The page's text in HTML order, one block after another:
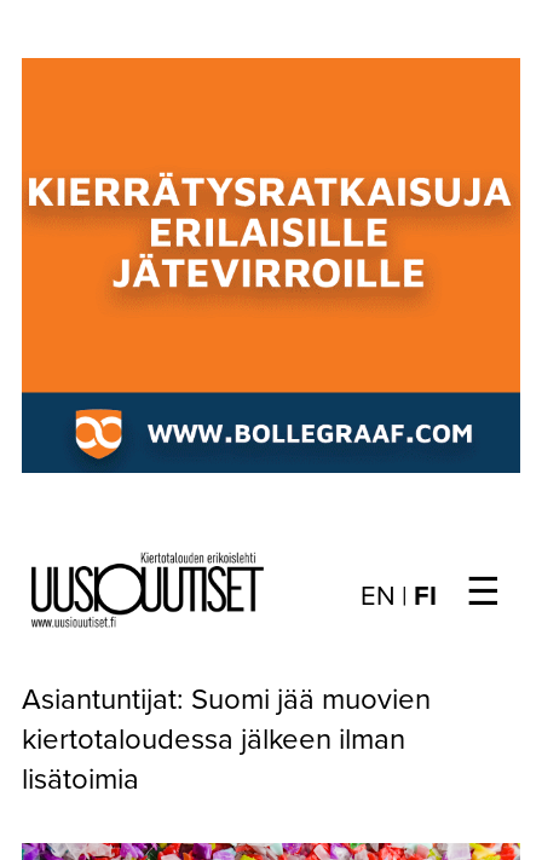
Choose
kieli:
EN | FI ☰
ARTIKKELIT
KIRJAUTUMINEN
ARKISTO
Asiantuntijat: Suomi jää muovien
kiertotaloudessa jälkeen ilman
lisätoimia